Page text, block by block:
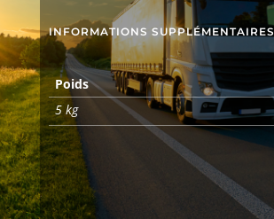
INFORMATIONS SUPPLÉMENTAIRES
Poids
5 kg